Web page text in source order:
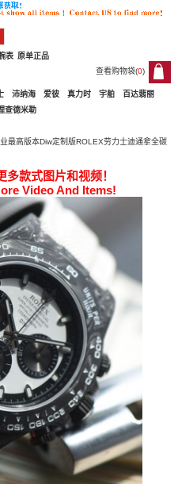
原单正品
表
查看购物袋(0)
0
沛纳海 爱彼 真力时 宇舶
百达翡丽
查德米勒
最高版本Diw定制版ROLEX劳力士迪通拿全碳
款式图片和视频！
Video And Items!